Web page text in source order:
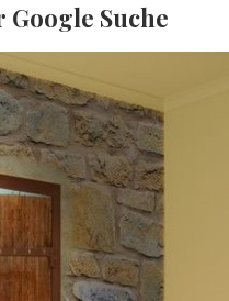
Suche